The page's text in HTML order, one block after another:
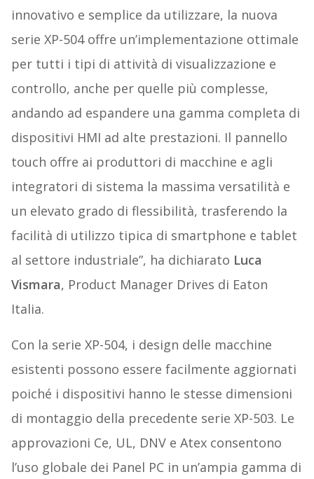
innovativo e semplice da utilizzare, la nuova
serie XP-504 offre un’implementazione ottimale
per tutti i tipi di attività di visualizzazione e
controllo, anche per quelle più complesse,
andando ad espandere una gamma completa di
dispositivi HMI ad alte prestazioni. Il pannello
touch offre ai produttori di macchine e agli
integratori di sistema la massima versatilità e
un elevato grado di flessibilità, trasferendo la
facilità di utilizzo tipica di smartphone e tablet
al settore industriale”, ha dichiarato Luca
Vismara, Product Manager Drives di Eaton
Italia.
Con la serie XP-504, i design delle macchine
esistenti possono essere facilmente aggiornati
poiché i dispositivi hanno le stesse dimensioni
di montaggio della precedente serie XP-503. Le
approvazioni Ce, UL, DNV e Atex consentono
l’uso globale dei Panel PC in un’ampia gamma di